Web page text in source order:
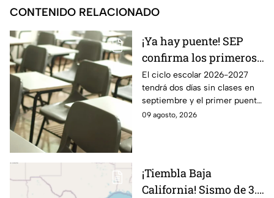
CONTENIDO RELACIONADO
¡Ya hay puente! SEP
confirma los primeros
días sin clases en
septiembre
El ciclo escolar 2026-2027
tendrá dos días sin clases en
septiembre y el primer puente
llegará con el Consejo Técnico
09 agosto, 2026
¡Tiembla Baja
California! Sismo de 3.3